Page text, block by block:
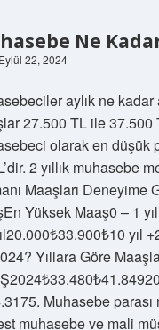
Ne
22, 2024
aylık ne kadar
27.500 TL ile 37.500
olarak en düşük
2 yıllık muhasebe
Maaşları
Yüksek Maaş0 – 1
yıl
Yıllara Göre
Muhasebe
muhasebe ve mali